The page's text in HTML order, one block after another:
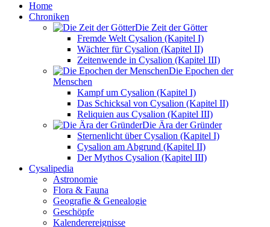
Home
Chroniken
Die Zeit der Götter
Fremde Welt Cysalion (Kapitel I)
Wächter für Cysalion (Kapitel II)
Zeitenwende in Cysalion (Kapitel III)
Die Epochen der
Menschen
Kampf um Cysalion (Kapitel I)
Das Schicksal von Cysalion (Kapitel II)
Reliquien aus Cysalion (Kapitel III)
Die Ära der Gründer
Sternenlicht über Cysalion (Kapitel I)
Cysalion am Abgrund (Kapitel II)
Der Mythos Cysalion (Kapitel III)
Cysalipedia
Astronomie
Flora & Fauna
Geografie & Genealogie
Geschöpfe
Kalenderereignisse